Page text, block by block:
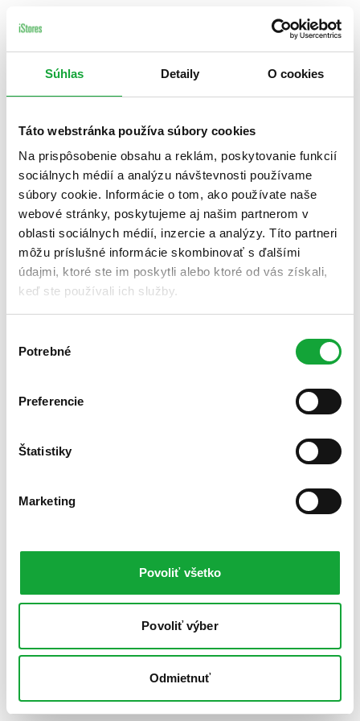
Súhlas Detaily O cookies
Táto webstránka používa súbory cookies
Na prispôsobenie obsahu a reklám, poskytovanie funkcií
sociálnych médií a analýzu návštevnosti používame
súbory cookie. Informácie o tom, ako používate naše
webové stránky, poskytujeme aj našim partnerom v
oblasti sociálnych médií, inzercie a analýzy. Títo partneri
môžu príslušné informácie skombinovať s ďalšími
údajmi, ktoré ste im poskytli alebo ktoré od vás získali,
keď ste používali ich služby.
súhlasu
Potrebné
Preferencie
Štatistiky
Marketing
Povoliť všetko
Povoliť výber
Odmietnuť